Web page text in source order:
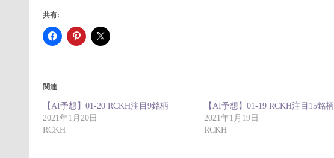
共有:
関連
【AI予想】01-20 RCKH注目9銘柄
2021年1月20日
RCKH
【AI予想】01-19 RCKH注目15銘柄
2021年1月19日
RCKH